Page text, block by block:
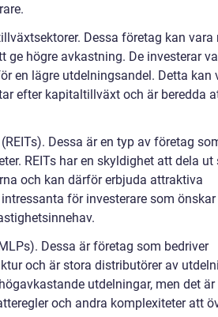
Dessa företag kan vara
ge högre avkastning. De investerar
en lägre utdelningsandel. Detta kan
efter kapitaltillväxt och är beredda
Dessa är en typ av företag
REITs har en skyldighet att dela ut
och kan därför erbjuda attraktiva
för investerare som önskar
Dessa är företag som bedriver
och är stora distributörer av
utdelningar, men det
och andra komplexiteter att